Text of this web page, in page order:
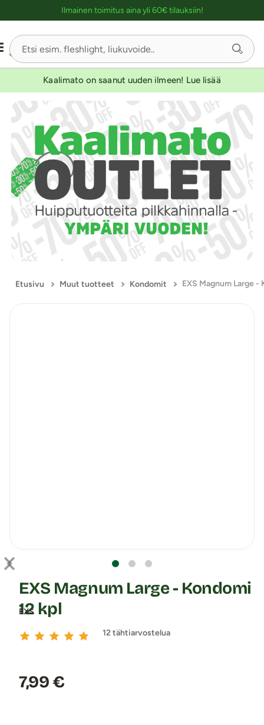
Ilmainen toimitus aina yli 60€ tilauksiin!
Kaalimato on saanut uuden ilmeen! Lue lisää
Etusivu Muut tuotteet Kondomit
EXS
EXS Magnum Large - Kondomi
12 kpl
12 tähtiarvostelua
Hinta:
7,99 €